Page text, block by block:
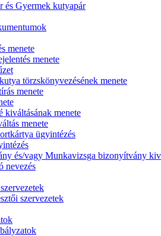
és Gyermek kutyapár
menete
menete
törzskönyvezésének menete
menete
kiváltásának menete
menete
ügyintézés
és/vagy Munkavizsga bizonyítvány
nevezés
szervezetek